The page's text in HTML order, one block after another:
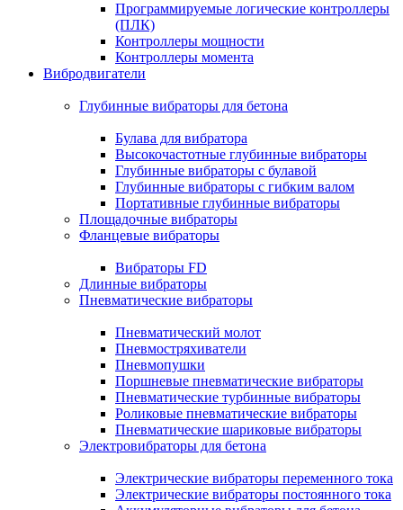
Программируемые логические контроллеры
(ПЛК)
Контроллеры мощности
Контроллеры момента
Вибродвигатели
Глубинные вибраторы для бетона
Булава для вибратора
Высокочастотные глубинные вибраторы
Глубинные вибраторы с булавой
Глубинные вибраторы с гибким валом
Портативные глубинные вибраторы
Площадочные вибраторы
Фланцевые вибраторы
Вибраторы FD
Длинные вибраторы
Пневматические вибраторы
Пневматический молот
Пневмостряхиватели
Пневмопушки
Поршневые пневматические вибраторы
Пневматические турбинные вибраторы
Роликовые пневматические вибраторы
Пневматические шариковые вибраторы
Электровибраторы для бетона
Электрические вибраторы переменного тока
Электрические вибраторы постоянного тока